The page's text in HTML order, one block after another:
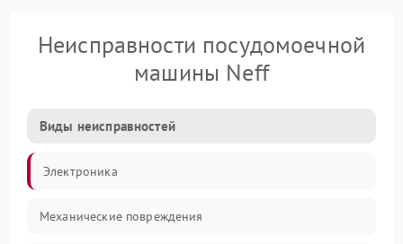
Неисправности посудомоечной
машины Neff
Виды неисправностей
Электроника
Механические повреждения